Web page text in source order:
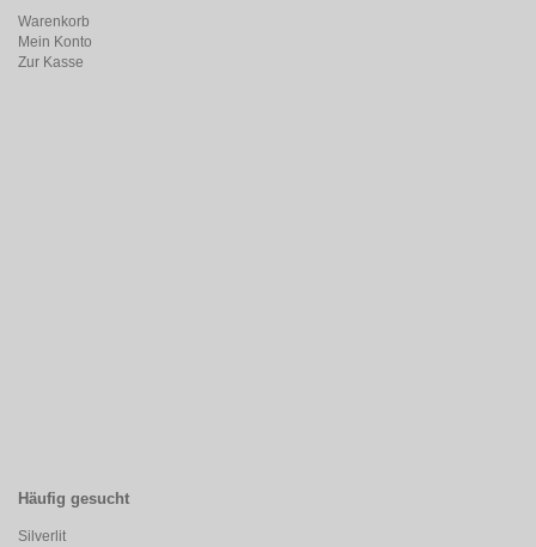
Warenkorb
Mein Konto
Zur Kasse
Häufig gesucht
Silverlit